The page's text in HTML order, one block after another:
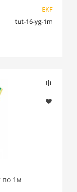
EKF
tut-16-yg-1m
по 1м